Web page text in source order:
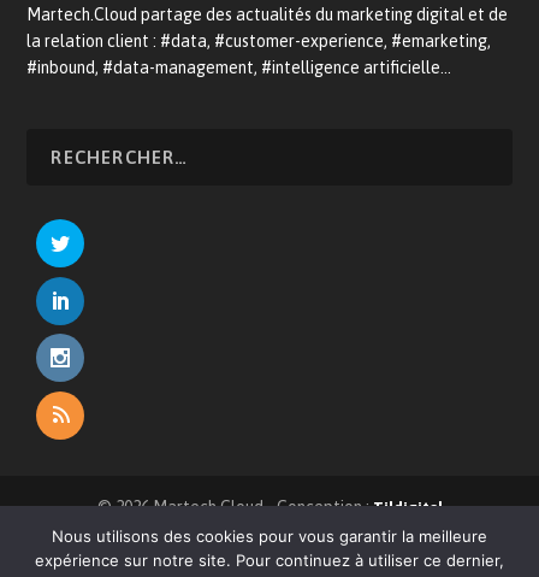
Martech.Cloud partage des actualités du marketing digital et de
la relation client : #data, #customer-experience, #emarketing,
#inbound, #data-management, #intelligence artificielle…
© 2026 Martech.Cloud - Conception :Tildigital
À propos CRM E-commerce
Relation client
Nous utilisons des cookies pour vous garantir la meilleure
expérience sur notre site. Pour continuez à utiliser ce dernier,